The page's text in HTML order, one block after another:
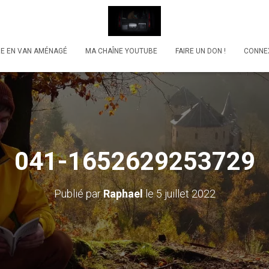
EN VAN AMÉNAGÉ MA CHAÎNE YOUTUBE FAIRE UN DON !
041-1652629253729
Publié parRaphaelle5 juillet 2022